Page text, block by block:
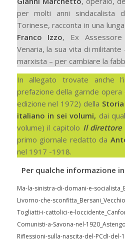
per molti anni sindacalista
Torinese, racconta in una
Franco Izzo, Ex
Venaria, la sua vita di
marxista – per cambiare la
In allegato trovate anche
prefazione della garnde opera
edizione nel 1972) della
italiano in sei volumi, dai
volume) il capitolo Il direttore
primo giornale redatto da
nel 1917 -1918.
Per qualche informazione
Ma-la-sinistra-di-domani-e-
Livorno-che-sconfitta_Bersani_Vecchio
Togliatti-i-cattolici-e-
Comunisti-a-Savona-nel-1920_Astengo
Riflessioni-sulla-nascita-del-PCdI-del-